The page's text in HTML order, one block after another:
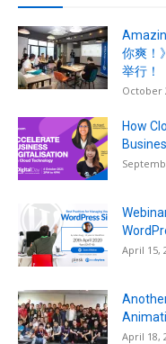
你爽！
举行！
October
How
April 15,
April 18,